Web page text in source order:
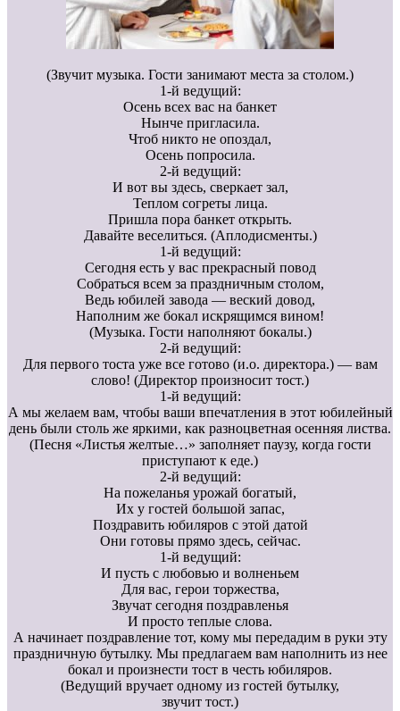
(Звучит музыка. Гости занимают места за столом.)
1-й ведущий:
Осень всех вас на банкет
Нынче пригласила.
Чтоб никто не опоздал,
Осень попросила.
2-й ведущий:
И вот вы здесь, сверкает зал,
Теплом согреты лица.
Пришла пора банкет открыть.
Давайте веселиться. (Аплодисменты.)
1-й ведущий:
Сегодня есть у вас прекрасный повод
Собраться всем за праздничным столом,
Ведь юбилей завода — веский довод,
Наполним же бокал искрящимся вином!
(Музыка. Гости наполняют бокалы.)
2-й ведущий:
Для первого тоста уже все готово (и.о. директора.) — вам
слово! (Директор произносит тост.)
1-й ведущий:
А мы желаем вам, чтобы ваши впечатления в этот юбилейный
день были столь же яркими, как разноцветная осенняя листва.
(Песня «Листья желтые…» заполняет паузу, когда гости
приступают к еде.)
2-й ведущий:
На пожеланья урожай богатый,
Их у гостей большой запас,
Поздравить юбиляров с этой датой
Они готовы прямо здесь, сейчас.
1-й ведущий:
И пусть с любовью и волненьем
Для вас, герои торжества,
Звучат сегодня поздравленья
И просто теплые слова.
А начинает поздравление тот, кому мы передадим в руки эту
праздничную бутылку. Мы предлагаем вам наполнить из нее
бокал и произнести тост в честь юбиляров.
(Ведущий вручает одному из гостей бутылку,
звучит тост.)